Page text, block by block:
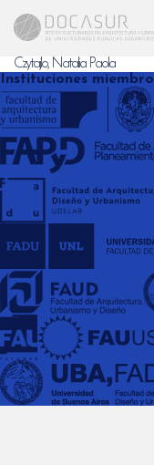
Czytajlo, Natalia Paola
Instituciones miembro